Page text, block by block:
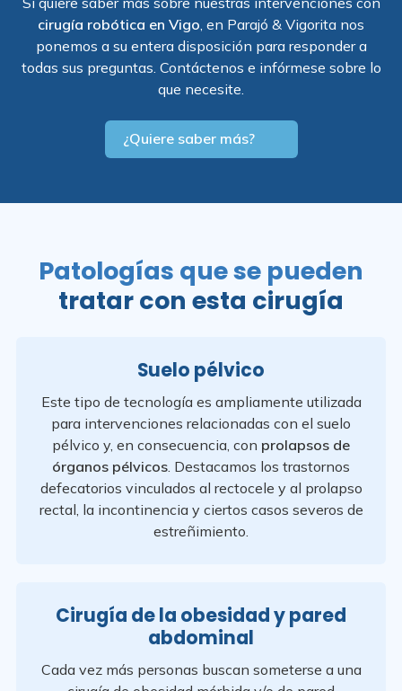
cirugía robótica en Vigo, en Parajó & Vigorita nos
ponemos a su entera disposición para responder a
todas sus preguntas. Contáctenos e infórmese sobre lo
que necesite.
¿Quiere saber más?
Patologías que se pueden
tratar con esta cirugía
Suelo pélvico
Este tipo de tecnología es ampliamente utilizada
para intervenciones relacionadas con el suelo
pélvico y, en consecuencia, con prolapsos de
órganos pélvicos. Destacamos los trastornos
defecatorios vinculados al rectocele y al prolapso
rectal, la incontinencia y ciertos casos severos de
estreñimiento.
Cirugía de la obesidad y pared
abdominal
Cada vez más personas buscan someterse a una